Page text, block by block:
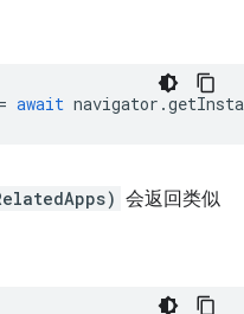
= await navigator .
会返回类似